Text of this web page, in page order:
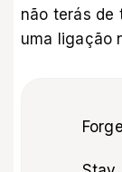
não terás de
uma ligação